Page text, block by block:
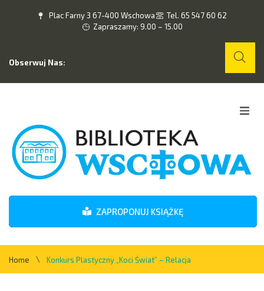
Plac Farny 3 67-400 Wschowa
Tel. 65 547 60 62
Zapraszamy: 9.00 – 15.00
Obserwuj Nas:
O nas
Wydarzenia
Kontakt
ZAPROPONUJ KSIĄŻKĘ
Home \ Konkurs Plastyczny „Koci Świat” – Relacja